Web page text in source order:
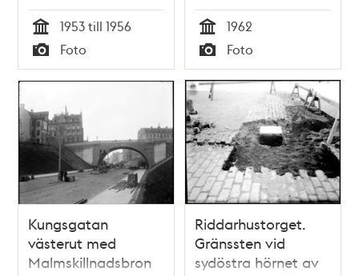
Tid
1953 till 1956
Typ
Foto Tid
1962
Typ
Foto
Kungsgatan
västerut med
Malmskillnadsbron
Riddarhustorget.
Gränssten vid
sydöstra hörnet av